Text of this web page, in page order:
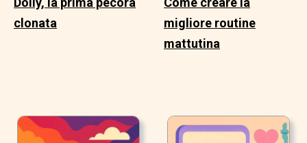
clonata
migliore routine
mattutina